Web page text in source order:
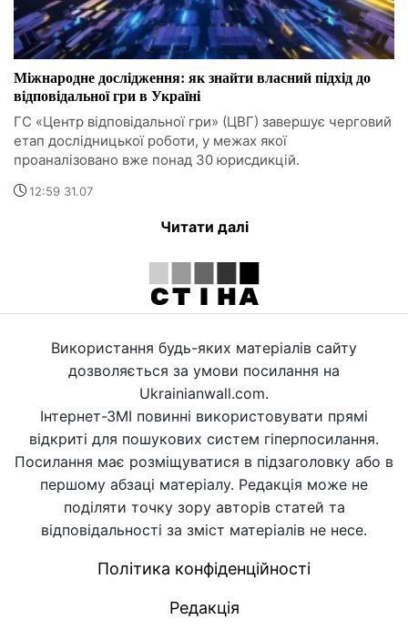
Міжнародне дослідження: як знайти власний підхід до
відповідальної гри в Україні
ГС «Центр відповідальної гри» (ЦВГ) завершує черговий
етап дослідницької роботи, у межах якої
проаналізовано вже понад 30 юрисдикцій.
12:59 31.07
Читати далі
Використання будь-яких матеріалів сайту
дозволяється за умови посилання на
Ukrainianwall.com.
Інтернет-ЗМІ повинні використовувати прямі
відкриті для пошукових систем гіперпосилання.
Посилання має розміщуватися в підзаголовку або в
першому абзаці матеріалу. Редакція може не
поділяти точку зору авторів статей та
відповідальності за зміст матеріалів не несе.
Політика конфіденційності
Редакція